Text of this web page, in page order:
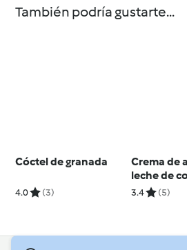
También podría gustarte...
Cóctel de granada
4.0 (3)
Crema de
leche de
3.4 (5)